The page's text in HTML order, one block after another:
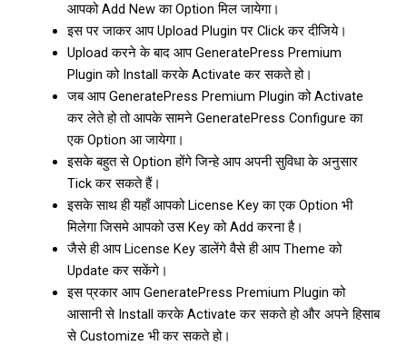
आपको Add New का Option मिल जायेगा।
इस पर जाकर आप Upload Plugin पर Click कर दीजिये।
Upload करने के बाद आप GeneratePress Premium
Plugin को Install करके Activate कर सकते हो।
जब आप GeneratePress Premium Plugin को Activate
कर लेते हो तो आपके सामने GeneratePress Configure का
एक Option आ जायेगा।
इसके बहुत से Option होंगे जिन्हे आप अपनी सुविधा के अनुसार
Tick कर सकते हैं।
इसके साथ ही यहाँ आपको License Key का एक Option भी
मिलेगा जिसमे आपको उस Key को Add करना है।
जैसे ही आप License Key डालेंगे वैसे ही आप Theme को
Update कर सकेंगे।
इस प्रकार आप GeneratePress Premium Plugin को
आसानी से Install करके Activate कर सकते हो और अपने हिसाब
से Customize भी कर सकते हो।